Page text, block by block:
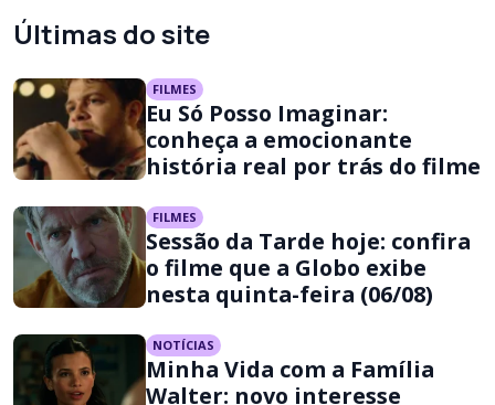
Últimas do site
FILMES
Eu Só Posso Imaginar:
conheça a emocionante
história real por trás do filme
FILMES
Sessão da Tarde hoje: confira
o filme que a Globo exibe
nesta quinta-feira (06/08)
NOTÍCIAS
Minha Vida com a Família
Walter: novo interesse